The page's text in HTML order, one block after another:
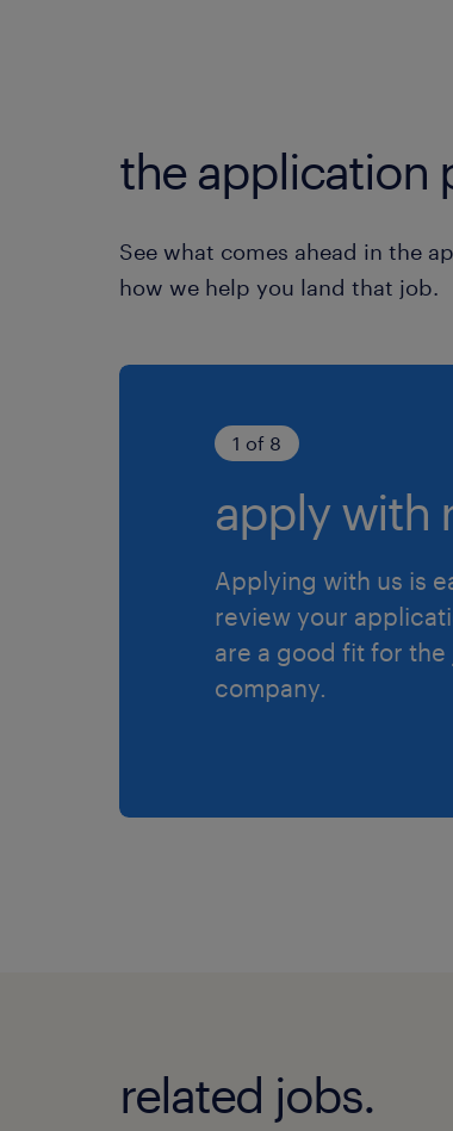
the application
See what comes ahead in the
how we help you land that job.
1 of 8
apply with
Applying with us is
review your
are a good fit for the
company.
related jobs.